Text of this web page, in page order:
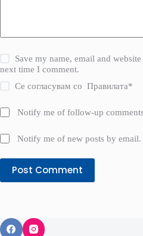
Save my name, email and
next time I comment.
Се согласувам соПравилата*
Notify me of follow-up
Notify me of new posts by email.
Post Comment